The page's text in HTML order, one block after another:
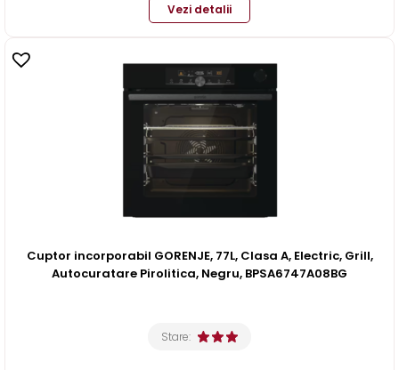
Vezi detalii
Cuptor incorporabil GORENJE, 77L, Clasa A, Electric, Grill,
Autocuratare Pirolitica, Negru, BPSA6747A08BG
Stare: